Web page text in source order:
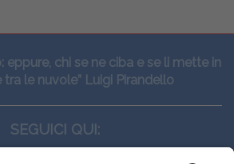
eppure, chi se ne ciba e se li mette in
le nuvole” Luigi Pirandello
SEGUICI QUI: